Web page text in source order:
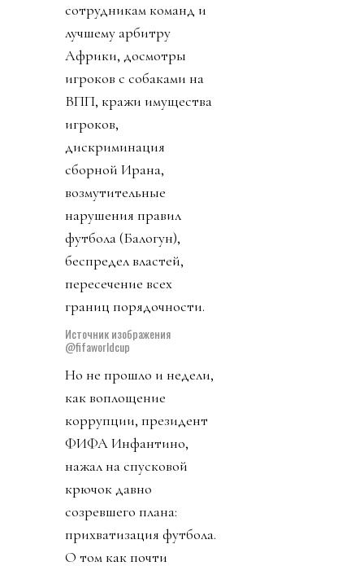
сотрудникам команд и
лучшему арбитру
Африки, досмотры
игроков с собаками на
ВПП, кражи имущества
игроков,
дискриминация
сборной Ирана,
возмутительные
нарушения правил
футбола (Балогун),
беспредел властей,
пересечение всех
границ порядочности.
Источник изображения
@fifaworldcup